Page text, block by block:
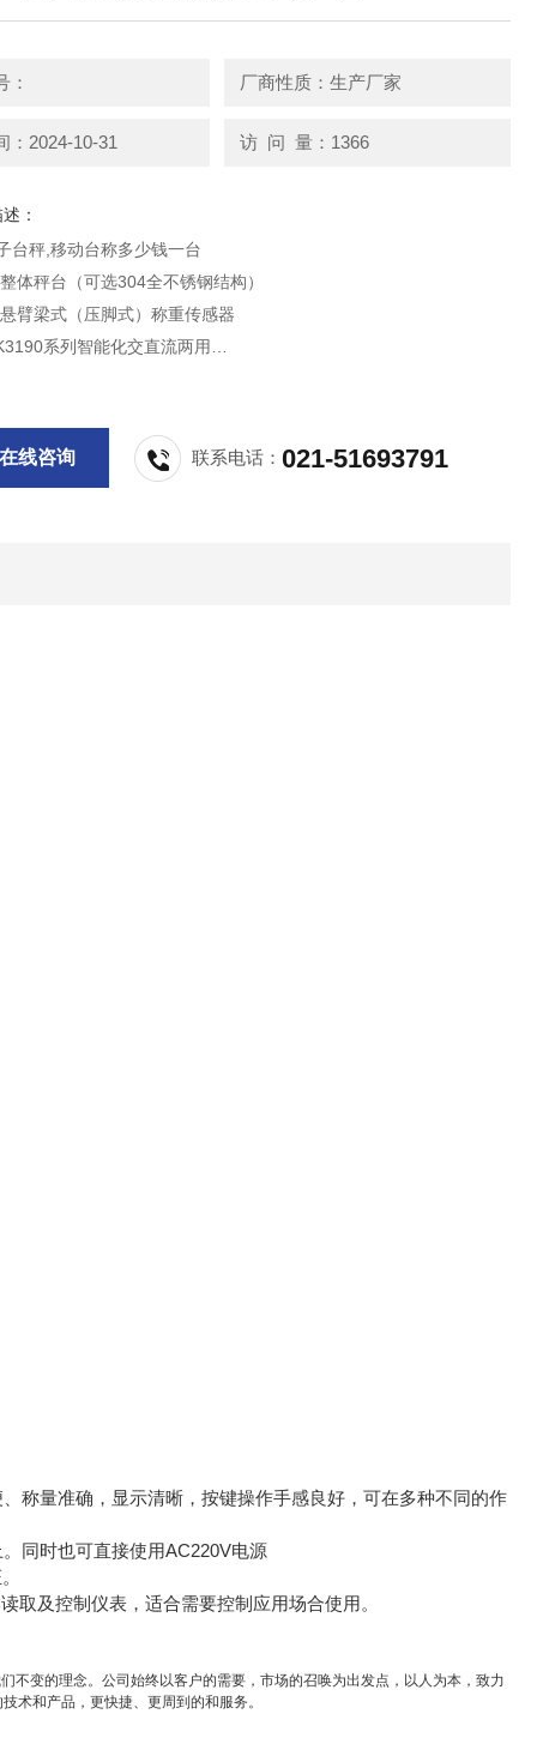
： 厂商性质：生产厂家
：2024-10-31 访 问 量：1366
：
台秤,移动台称多少钱一台
体秤台（可选304全不锈钢结构）
臂梁式（压脚式）称重传感器
系列智能化交直流两用
在线咨询 联系电话：021-51693791
称量准确，显示清晰，按键操作手感良好，可在多种不同的作
同时也可直接使用AC220V电源
取及控制仪表，适合需要控制应用场合使用。
不变的理念。公司始终以客户的需要，市场的召唤为出发点，以人为本，致力
术和产品，更快捷、更周到的和服务。